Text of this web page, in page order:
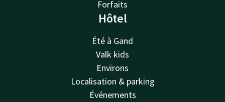
Forfaits
Hôtel
Été à Gand
Valk kids
Environs
Localisation & parking
Événements